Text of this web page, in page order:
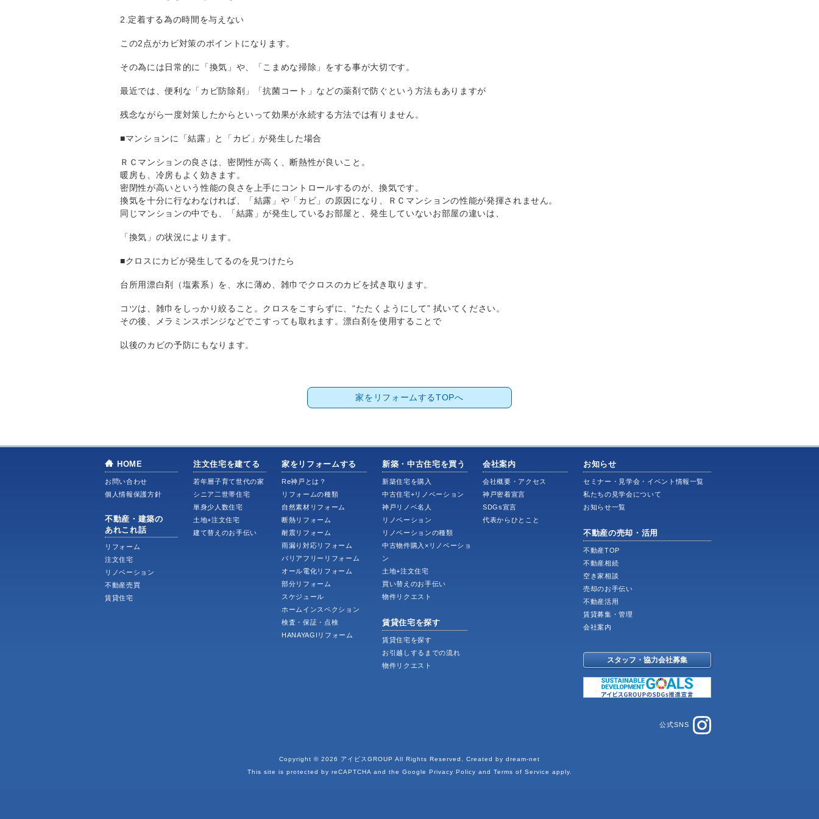
2.定着する為の時間を与えない
この2点がカビ対策のポイントになります。
その為には日常的に「換気」や、「こまめな掃除」をする事が大切です。
最近では、便利な「カビ防除剤」「抗菌コート」などの薬剤で防ぐという方法もありますが
残念ながら一度対策したからといって効果が永続する方法では有りません。
■マンションに「結露」と「カビ」が発生した場合
ＲＣマンションの良さは、密閉性が高く、断熱性が良いこと。
暖房も、冷房もよく効きます。
密閉性が高いという性能の良さを上手にコントロールするのが、換気です。
換気を十分に行なわなければ、「結露」や「カビ」の原因になり、ＲＣマンションの性能が発揮されません。
同じマンションの中でも、「結露」が発生しているお部屋と、発生していないお部屋の違いは、
「換気」の状況によります。
■クロスにカビが発生してるのを見つけたら
台所用漂白剤（塩素系）を、水に薄め、雑巾でクロスのカビを拭き取ります。
コツは、雑巾をしっかり絞ること。クロスをこすらずに、“たたくようにして” 拭いてください。
その後、メラミンスポンジなどでこすっても取れます。漂白剤を使用することで
以後のカビの予防にもなります。
家をリフォームするTOPへ
HOME
お問い合わせ
個人情報保護方針
不動産・建築の
あれこれ話
リフォーム
注文住宅
リノベーション
不動産売買
賃貸住宅
注文住宅を建てる
若年層子育て世代の家
シニア二世帯住宅
単身少人数住宅
土地+注文住宅
建て替えのお手伝い
家をリフォームする
Re神戸とは？
リフォームの種類
自然素材リフォーム
断熱リフォーム
耐震リフォーム
雨漏り対応リフォーム
バリアフリーリフォーム
オール電化リフォーム
部分リフォーム
スケジュール
ホームインスペクション
検査・保証・点検
HANAYAGIリフォーム
新築・中古住宅を買う
新築住宅を購入
中古住宅+リノベーション
神戸リノベ名人
リノベーション
リノベーションの種類
中古物件購入×リノベーショ
ン
土地+注文住宅
買い替えのお手伝い
物件リクエスト
賃貸住宅を探す
賃貸住宅を探す
お引越しするまでの流れ
物件リクエスト
会社案内
会社概要・アクセス
神戸密着宣言
SDGs宣言
代表からひとこと
お知らせ
セミナー・見学会・イベント情報一覧
私たちの見学会について
お知らせ一覧
不動産の売却・活用
不動産TOP
不動産相続
空き家相談
売却のお手伝い
不動産活用
賃貸募集・管理
会社案内
スタッフ・協力会社募集
公式SNS
Copyright © 2026 アイビスGROUP All Rights Reserved. Created by dream-net
This site is protected by reCAPTCHA and the Google Privacy Policy and Terms of Service apply.